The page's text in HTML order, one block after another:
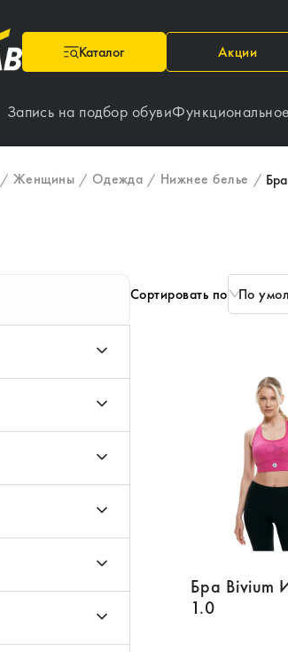
Каталог Акции
Запись на подбор обуви
/ Женщины / Одежда / Нижнее белье / Бра
Сортировать по По
Бра Bivium
1.0